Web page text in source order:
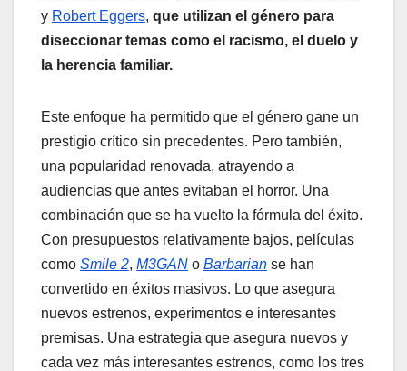
y Robert Eggers, que utilizan el género para
diseccionar temas como el racismo, el duelo y
la herencia familiar.
Este enfoque ha permitido que el género gane un
prestigio crítico sin precedentes. Pero también,
una popularidad renovada, atrayendo a
audiencias que antes evitaban el horror. Una
combinación que se ha vuelto la fórmula del éxito.
Con presupuestos relativamente bajos, películas
como Smile 2, M3GAN o Barbarian se han
convertido en éxitos masivos. Lo que asegura
nuevos estrenos, experimentos e interesantes
premisas. Una estrategia que asegura nuevos y
cada vez más interesantes estrenos, como los tres